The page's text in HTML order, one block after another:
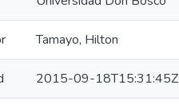
Tamayo, Hilton
2015-09-18T15:31:45Z